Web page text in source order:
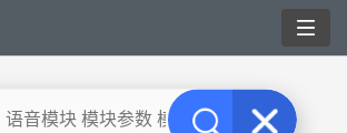
切
换